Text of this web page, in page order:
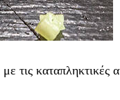
τις καταπληκτικές